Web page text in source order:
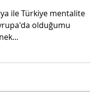
ile Türkiye mentalite
olduğumu